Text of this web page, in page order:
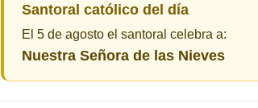
Santoral católico del día
El 5 de agosto el santoral celebra a:
Nuestra Señora de las Nieves